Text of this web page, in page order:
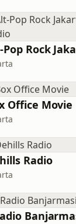
Office Movie
Radio